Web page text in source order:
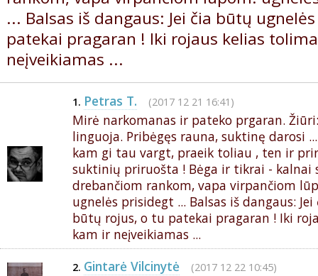
... Balsas iš dangaus: Jei čia būtų
patekai pragaran ! Iki rojaus kelias
neįveikiamas ...
1. Petras T. (2017 12 21 16:41)
Mirė narkomanas ir pateko prgaran.
linguoja. Pribėgęs rauna, suktinę darosi
kam gi tau vargt, praeik toliau , ten ir
suktinių priruošta ! Bėga ir tikrai - kalnai
drebančiom rankom, vapa virpančiom
ugnelės prisidegt ... Balsas iš dangaus:
būtų rojus, o tu patekai pragaran ! Iki
kam ir neįveikiamas ...
2. Gintarė Vilcinytė (2017 12 22 10:45)